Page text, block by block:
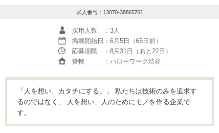
求人番号：13070-38865761
採用人数
：3人
掲載開始日 ：6月5日（65日前）
応募期限
：8月31日（あと22日）
管轄
：ハローワーク渋谷
「人を想い、カタチにする。」 私たちは技術のみを追求す
るのではなく、 人を想い、人のためにモノを作る企業で
す。